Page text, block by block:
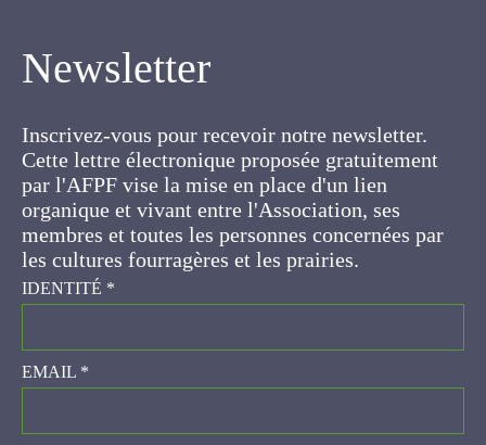
Newsletter
Cette lettre électronique proposée
gratuitement par l'AFPF vise la mise en place
d'un lien organique et vivant entre l'Association,
ses membres et toutes les personnes
concernées par les cultures fourragères et les
prairies.
IDENTITÉ*
EMAIL*